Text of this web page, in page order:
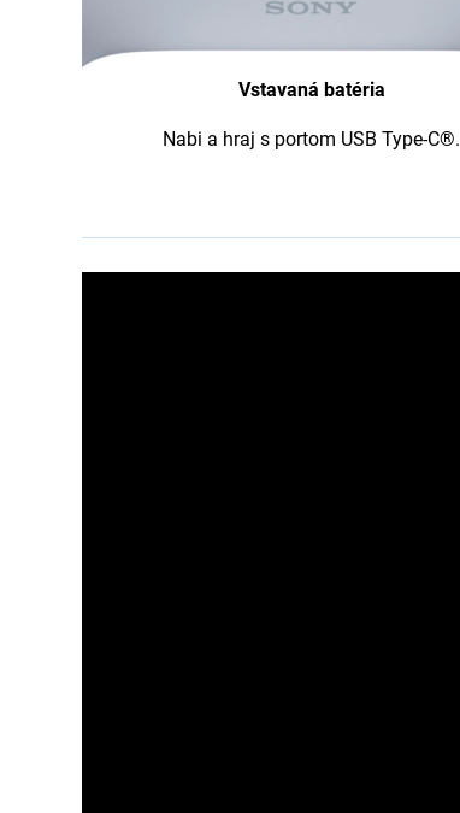
Vstavaná batéria
Nabi a hraj s portom USB Type-C®.